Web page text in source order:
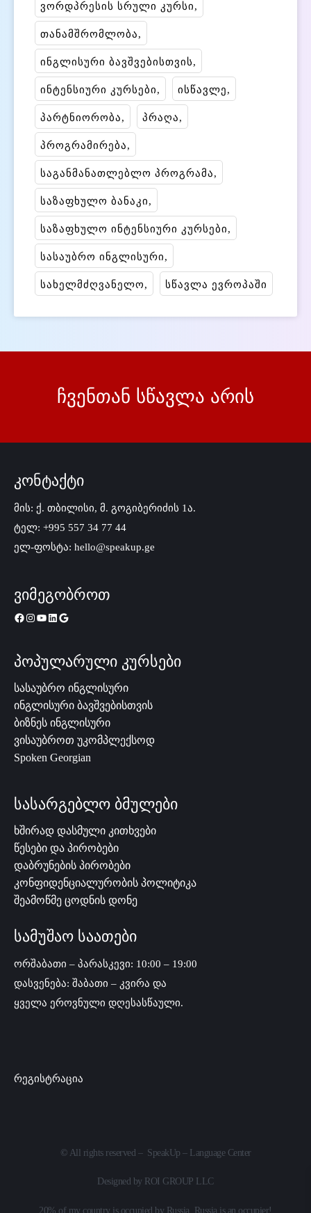
ვორდპრესის სრული კურსი
თანამშრომლობა
ინგლისური ბავშვებისთვის
ინტენსიური კურსები ისწავლე
პარტნიორობა პრაღა
პროგრამირება
საგანმანათლებლო პროგრამა
საზაფხულო ბანაკი
საზაფხულო ინტენსიური კურსები
სასაუბრო ინგლისური
სახელმძღვანელო სწავლა ევროპაში
ჩვენთან სწავლა არის
კონტაქტი
მის: ქ. თბილისი, მ. გოგიბერიძის 1ა.
ტელ: +995 557 34 77 44
ელ-ფოსტა: hello@speakup.ge
ვიმეგობროთ
პოპულარული კურსები
სასაუბრო ინგლისური
ინგლისური ბავშვებისთვის
ბიზნეს ინგლისური
ვისაუბროთ უკომპლექსოდ
Spoken Georgian
სასარგებლო ბმულები
ხშირად დასმული კითხვები
წესები და პირობები
დაბრუნების პირობები
კონფიდენციალურობის პოლიტიკა
შეამოწმე ცოდნის დონე
სამუშაო საათები
ორშაბათი – პარასკევი: 10:00 – 19:00
დასვენება: შაბათი – კვირა და
ყველა ეროვნული დღესასწაული.
რეგისტრაცია
© All rights reserved – SpeakUp – Language Center
Designed by ROI GROUP LLC
20% of my country is occupied by Russia. Russia is an occupier!